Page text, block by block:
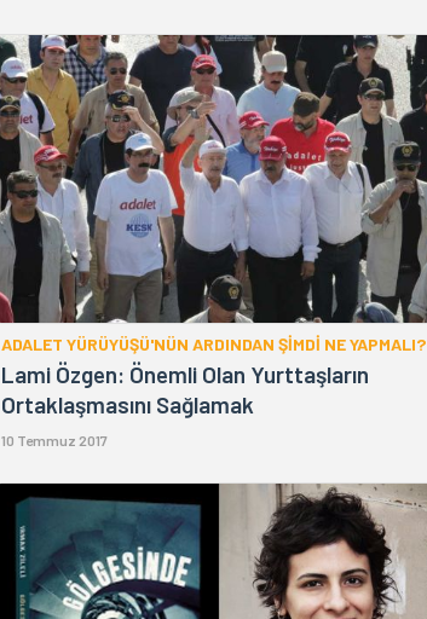
ADALET YÜRÜYÜŞÜ'NÜN ARDINDAN ŞİMDİ NE YAPMALI?
Lami Özgen: Önemli Olan Yurttaşların
Ortaklaşmasını Sağlamak
10 Temmuz 2017